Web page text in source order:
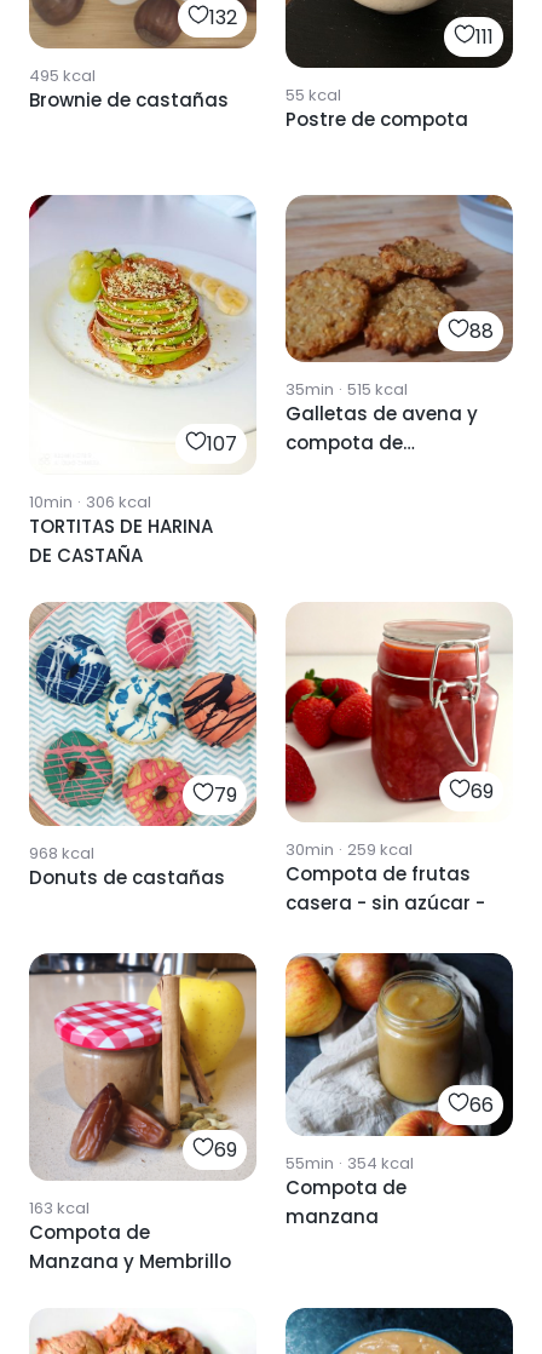
132
495 kcal
Brownie de castañas
111
55 kcal
Postre de compota
107
10min · 306 kcal
TORTITAS DE HARINA
DE CASTAÑA
88
35min · 515 kcal
Galletas de avena y
compota de
79
968 kcal
Donuts de castañas
69
30min · 259 kcal
Compota de frutas
casera - sin azúcar -
69
163 kcal
Compota de
Manzana y Membrillo
66
55min · 354 kcal
Compota de
manzana